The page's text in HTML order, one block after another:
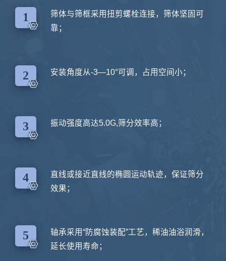
1
筛体与筛框采用扭剪螺栓连接，筛体坚固可
靠；
2 安装角度从-3—10°可调，占用空间小；
3 振动强度高达5.0G,筛分效率高；
4
直线或接近直线的椭圆运动轨迹，保证筛分
效果；
5
轴承采用“防腐蚀装配”工艺，稀油油浴润滑，
延长使用寿命；
吴先生
田先生
破碎沙石、日处理2千吨的破碎线一条，多少钱
张老板
流动式，日产200立方
袁先生